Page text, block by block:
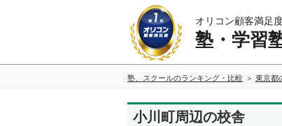
オリコン顧客満足
塾・学習
塾、スクールのランキング・比較 東京都
小川町周辺の校舎